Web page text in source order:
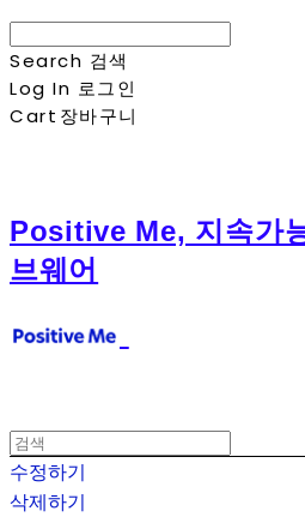
Search 검색
Log In 로그인
Cart 장바구니
Positive Me, 지속가
브웨어
수정하기
삭제하기